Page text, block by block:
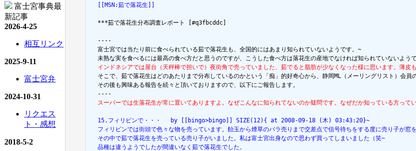
富士宮事典最
新記事
2026-4-25
相互リンク
2025-9-11
富士宮弁
2024-10-31
リクエス
ト・感想
2018-5-2
  [[MSN:茹で落花生]]
  ***茹で落花生分布調査レポート [#q3fbcddc]
  ----
  富士宮では当たり前に食べられている茹で落花生も、全国的にはあまり知られていないようです。~
インドネシアでは屋台（天秤棒で担いで）夜街角で売っていました、茹でると脂肪が少なくなった様に思います。薄
そこで、茹で落花生はどのあたりまで分布しているのかという「痴」的好奇心から、静岡ML（メーリングリスト）会
  その後も興味ある報告を続々と頂いておりますので、以下にご報告します。
スーパーでは生落花生が常に置いてありますよ。なぜこんなに知られてないのか疑問です。なぜだか知っている方って
  15.フィリピンで・・・ 　by [[bingo>bingo]] SIZE(12){ at 2008-09-18 (木) 03:43:20}~
フィリピンでは街頭で色々な物を売っています。飴玉から煙草のバラ売りまで交差点で信号待ちをする度に売り子が窓
  その中で茹で落花生を売っている売り子がいました。私は富士宮出身なので思わず買ってしまいました（笑~
  品種は違うようでしたが間違いなく茹で落花生でした。